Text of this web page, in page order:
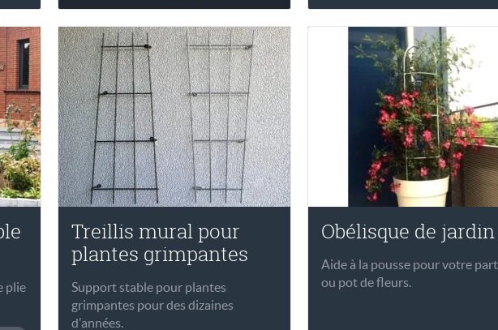
plie
Treillis mural pour
plantes grimpantes
Support stable pour plantes
grimpantes pour des dizaines
d'années.
Obélisque de jardin
Aide à la pousse pour votre
ou pot de fleurs.